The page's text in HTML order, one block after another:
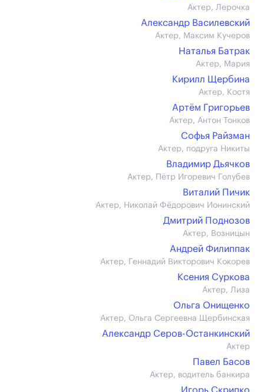
Актер, Лерочка
Александр Василевский
Актер, Максим Кучеров
Наталья Батрак
Актер, Мария
Кирилл Щербина
Актер, Костя
Артём Григорьев
Актер, Антон Тонков
Софья Райзман
Актер, подруга Никиты
Владимир Дьячков
Актер, Пётр Игоревич Голубев
Виталий Пичик
Актер, Николай Фёдорович Ионинский
Дмитрий Поднозов
Актер, Возницын
Андрей Филиппак
Актер, Геннадий Викторович Кокорев
Ксения Суркова
Актер, Лиза
Ольга Онищенко
Актер, Ольга Сергеевна Щербинская
Александр Серов-Останкинский
Актер
Павел Басов
Актер, водитель банкира